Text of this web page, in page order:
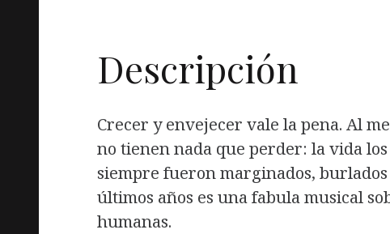
Descripción
Crecer y envejecer vale la pena. Al
no tienen nada que perder: la vida
siempre fueron marginados,
últimos años es una fabula musical
humanas.